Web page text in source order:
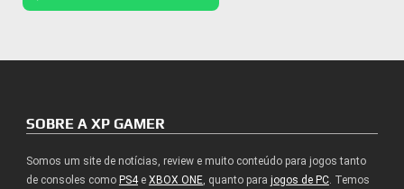
SOBRE A XP GAMER
Somos um site de notícias, review e muito conteúdo para jogos tanto
de consoles como PS4e XBOX ONE, quanto para jogos de PC. Temos